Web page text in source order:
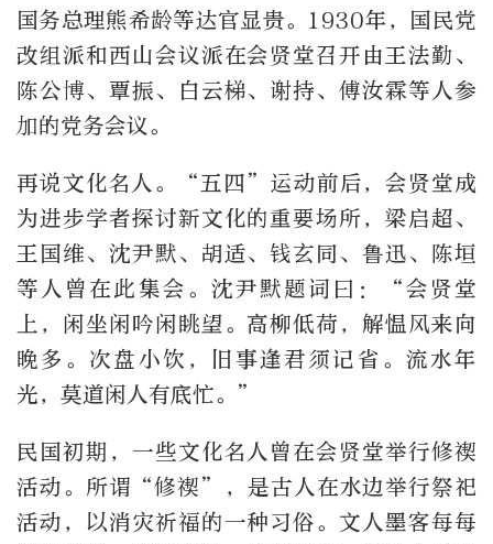
国务总理熊希龄等达官显贵。1930年，国民党
改组派和西山会议派在会贤堂召开由王法勤、
陈公博、覃振、白云梯、谢持、傅汝霖等人参
加的党务会议。
再说文化名人。“五四”运动前后，会贤堂成
为进步学者探讨新文化的重要场所，梁启超、
王国维、沈尹默、胡适、钱玄同、鲁迅、陈垣
等人曾在此集会。沈尹默题词曰：“会贤堂
上，闲坐闲吟闲眺望。高柳低荷，解愠风来向
晚多。次盘小饮，旧事逢君须记省。流水年
光，莫道闲人有底忙。”
民国初期，一些文化名人曾在会贤堂举行修禊
活动。所谓“修禊”，是古人在水边举行祭祀
活动，以消灾祈福的一种习俗。文人墨客每每